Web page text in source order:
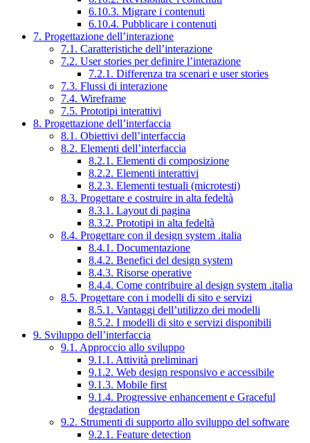
6.10.3. Migrare i contenuti
6.10.4. Pubblicare i contenuti
7. Progettazione dell’interazione
7.1. Caratteristiche dell’interazione
7.2. User stories per definire l’interazione
7.2.1. Differenza tra scenari e user stories
7.3. Flussi di interazione
7.4. Wireframe
7.5. Prototipi interattivi
8. Progettazione dell’interfaccia
8.1. Obiettivi dell’interfaccia
8.2. Elementi dell’interfaccia
8.2.1. Elementi di composizione
8.2.2. Elementi interattivi
8.2.3. Elementi testuali (microtesti)
8.3. Progettare e costruire in alta fedeltà
8.3.1. Layout di pagina
8.3.2. Prototipi in alta fedeltà
8.4. Progettare con il design system .italia
8.4.1. Documentazione
8.4.2. Benefici del design system
8.4.3. Risorse operative
8.4.4. Come contribuire al design system .italia
8.5. Progettare con i modelli di sito e servizi
8.5.1. Vantaggi dell’utilizzo dei modelli
8.5.2. I modelli di sito e servizi disponibili
9. Sviluppo dell’interfaccia
9.1. Approccio allo sviluppo
9.1.1. Attività preliminari
9.1.2. Web design responsivo e accessibile
9.1.3. Mobile first
9.1.4. Progressive enhancement e Graceful
degradation
9.2. Strumenti di supporto allo sviluppo del software
9.2.1. Feature detection